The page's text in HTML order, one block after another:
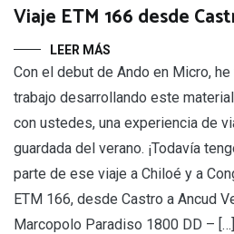
Viaje ETM 166 desde
LEER MÁS
Con el debut de Ando en Micro,
trabajo desarrollando este
con ustedes, una experiencia de
guardada del verano. ¡Todavía
parte de ese viaje a Chiloé y a
ETM 166, desde Castro a Ancud
Marcopolo Paradiso 1800 DD – […]